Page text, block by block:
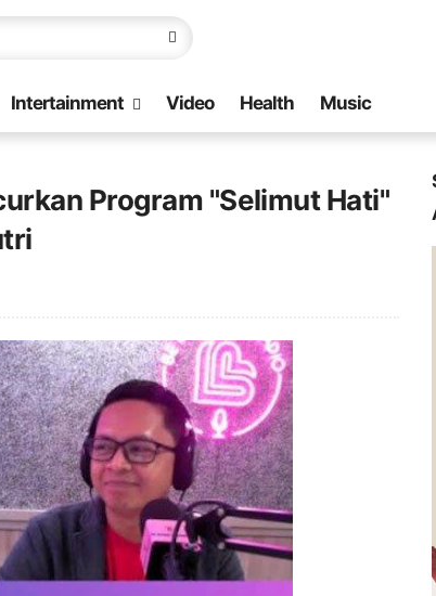
Intertainment Video Health Music
Program "Selimut Hati"